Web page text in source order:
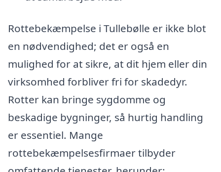
Rottebekæmpelse i Tullebølle er ikke blot
en nødvendighed; det er også en
mulighed for at sikre, at dit hjem eller din
virksomhed forbliver fri for skadedyr.
Rotter kan bringe sygdomme og
beskadige bygninger, så hurtig handling
er essentiel. Mange
rottebekæmpelsesfirmaer tilbyder